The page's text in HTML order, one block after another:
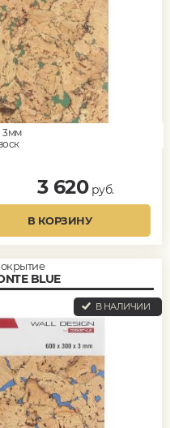
3мм
3 620руб.
В КОРЗИНУ
BLUE
В НАЛИЧИИ